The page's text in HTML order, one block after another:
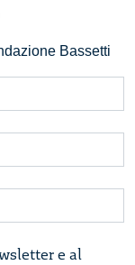
Bassetti
e al